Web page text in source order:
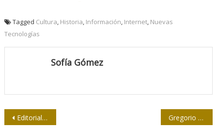
Tagged Cultura Historia Información Internet, Nuevas
Tecnologías
Sofía Gómez
Navegación
Editoriales de la vida: los memes Gregorio Ortega: referente imprescindible del periodismo insular